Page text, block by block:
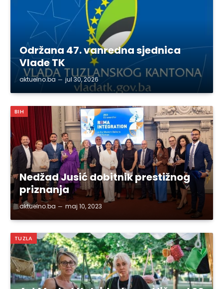
Održana 47. vanredna sjednica
Vlade TK
aktuelno.ba jul 30, 2026
BIH
Nedžad Jusić dobitnik prestižnog
priznanja
aktuelno.ba maj 10, 2023
TUZLA